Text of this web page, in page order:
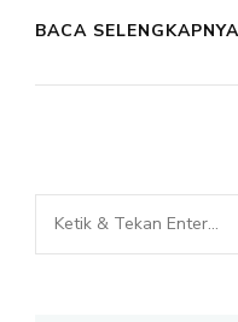
BACA SELENGKAPNYA
Mencari
Sesuatu?